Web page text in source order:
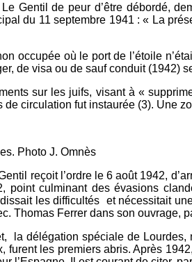
Gentil de peur d’être débordé,
du 11 septembre 1941 : « La
occupée où le port de l’étoile
de visa ou de sauf conduit (1942)
sur les juifs, visant à «
circulation fut instaurée (3). Une
J. Omnès
reçoit l’ordre le 6 août 1942,
culminant des évasions
les difficultés et nécessitait
Thomas Ferrer dans son ouvrage,
la délégation spéciale de
les premiers abris. Après